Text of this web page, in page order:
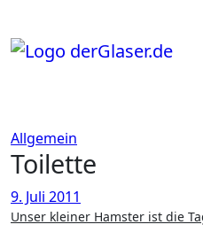
springen
Allgemein
Toilette
9. Juli 2011
Unser kleiner Hamster ist die